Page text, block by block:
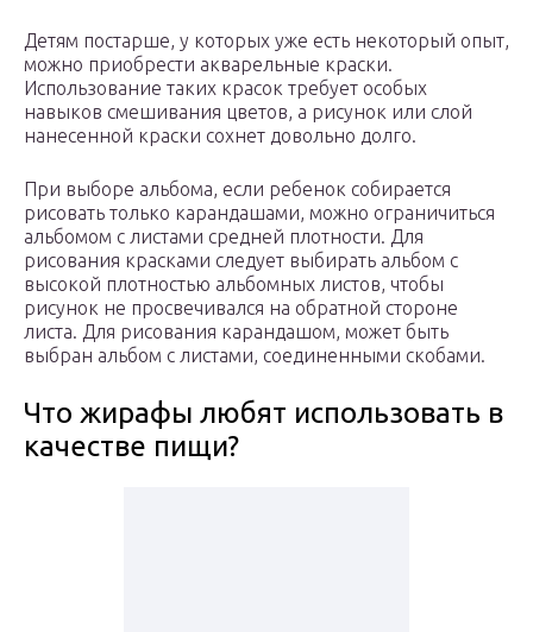
Детям постарше, у которых уже есть некоторый опыт,
можно приобрести акварельные краски.
Использование таких красок требует особых
навыков смешивания цветов, а рисунок или слой
нанесенной краски сохнет довольно долго.
При выборе альбома, если ребенок собирается
рисовать только карандашами, можно ограничиться
альбомом с листами средней плотности. Для
рисования красками следует выбирать альбом с
высокой плотностью альбомных листов, чтобы
рисунок не просвечивался на обратной стороне
листа. Для рисования карандашом, может быть
выбран альбом с листами, соединенными скобами.
Что жирафы любят использовать в
качестве пищи?